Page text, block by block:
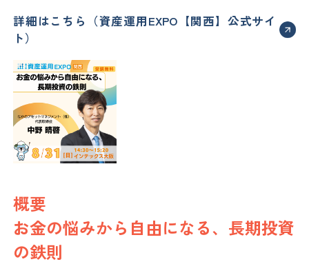
詳細はこちら（資産運用EXPO【関西】公式サイ
ト）
概要
お金の悩みから自由になる、長期投資
の鉄則